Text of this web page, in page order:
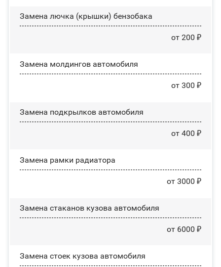
Замена лючка (крышки) бензобака
от 200 ₽
Замена молдингов автомобиля
от 300 ₽
Замена пoдĸpылĸoв автомобиля
от 400 ₽
Замена рамки радиатора
от 3000 ₽
Замена стаканов кузова автомобиля
от 6000 ₽
Замена стоек кузова автомобиля